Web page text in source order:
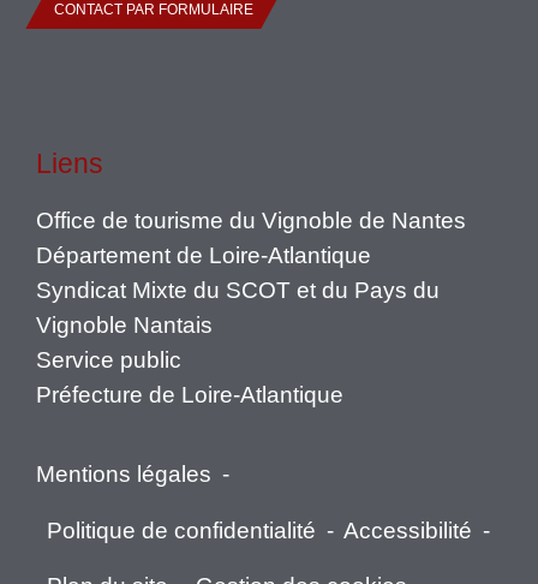
CONTACT PAR FORMULAIRE
Liens
Office de tourisme du Vignoble de Nantes
Département de Loire-Atlantique
Syndicat Mixte du SCOT et du Pays du
Vignoble Nantais
Service public
Préfecture de Loire-Atlantique
Mentions légales -
Politique de confidentialité - Accessibilité -